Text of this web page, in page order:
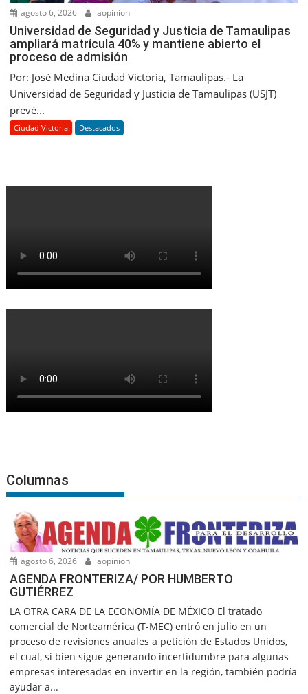
agosto 6, 2026 laopinion
Universidad de Seguridad y Justicia de Tamaulipas
ampliará matrícula 40% y mantiene abierto el
proceso de admisión
Por: José Medina Ciudad Victoria, Tamaulipas.- La
Universidad de Seguridad y Justicia de Tamaulipas (USJT)
prevé...
Ciudad Victoria Destacados
Columnas
agosto 6, 2026 laopinion
AGENDA FRONTERIZA/ POR HUMBERTO
GUTIÉRREZ
LA OTRA CARA DE LA ECONOMÍA DE MÉXICO El tratado
comercial de Norteamérica (T-MEC) entró en julio en un
proceso de revisiones anuales a petición de Estados Unidos,
el cual, si bien sigue generando incertidumbre para algunas
empresas interesadas en invertir en la región, también podría
ayudar a...